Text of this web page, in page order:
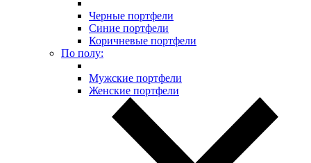
Черные портфели
Синие портфели
Коричневые портфели
По полу:
Мужские портфели
Женские портфели